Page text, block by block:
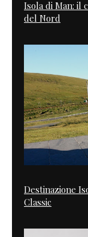
Isola di Man: il
del Nord
Destinazione
Classic